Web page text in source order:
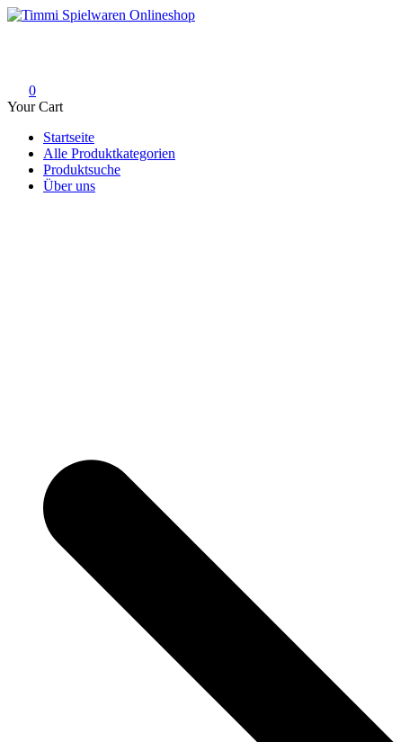
Skip
0
Your Cart
Startseite
Alle Produktkategorien
Produktsuche
Über uns